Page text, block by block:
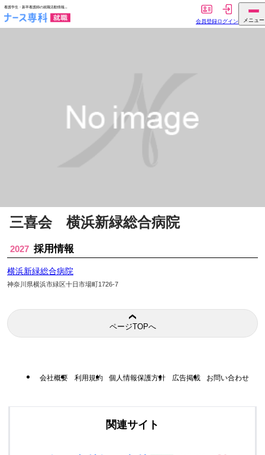
三喜会 横浜新緑総合病院
2027 採用情報
横浜新緑総合病院
神奈川県横浜市緑区十日市場町1726-7
ページTOPへ